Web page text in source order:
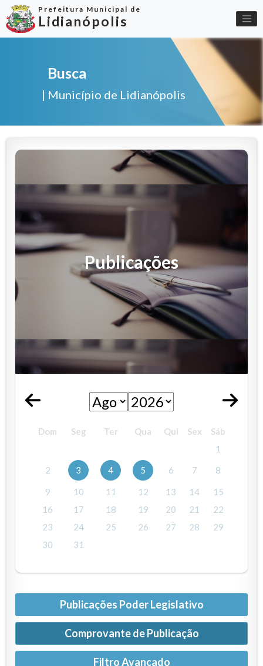
Prefeitura Municipal de
Lidianópolis
Busca
| Município de Lidianópolis
Publicações
Dom Seg Ter Qua Qui Sex
Sáb
1
2
3 4 5 6 7 8
9 10 11 12 13 14
15
16
17 18 19 20 21
22
23
24 25 26 27 28
29
30
31
Publicações Poder Legislativo
Comprovante de Publicação